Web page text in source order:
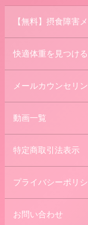
【無料】摂食障害
快適体重を見つけ
メールカウンセリ
動画一覧
特定商取引法表示
プライバシーポリ
お問い合わせ